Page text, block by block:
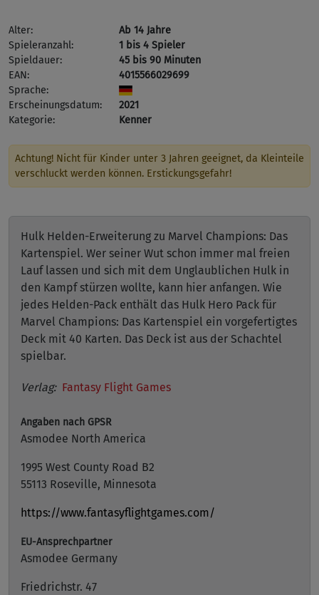
Alter:
Ab 14 Jahre
Spieleranzahl:
1 bis 4 Spieler
Spieldauer:
45 bis 90 Minuten
EAN:
4015566029699
Sprache:
Erscheinungsdatum:
2021
Kategorie:
Kenner
Achtung! Nicht für Kinder unter 3 Jahren geeignet, da Kleinteile
verschluckt werden können. Erstickungsgefahr!
Hulk Helden-Erweiterung zu Marvel Champions: Das
Kartenspiel. Wer seiner Wut schon immer mal freien
Lauf lassen und sich mit dem Unglaublichen Hulk in
den Kampf stürzen wollte, kann hier anfangen. Wie
jedes Helden-Pack enthält das Hulk Hero Pack für
Marvel Champions: Das Kartenspiel ein vorgefertigtes
Deck mit 40 Karten. Das Deck ist aus der Schachtel
spielbar.
Verlag: Fantasy Flight Games
Angaben nach GPSR
Asmodee North America
1995 West County Road B2
55113 Roseville, Minnesota
https://www.fantasyflightgames.com/
EU-Ansprechpartner
Asmodee Germany
Friedrichstr. 47